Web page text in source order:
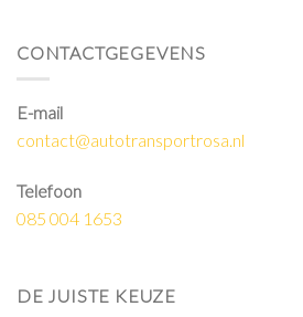
CONTACTGEGEVENS
E-mail
contact@autotransportrosa.nl
Telefoon
085 004 1653
DE JUISTE KEUZE